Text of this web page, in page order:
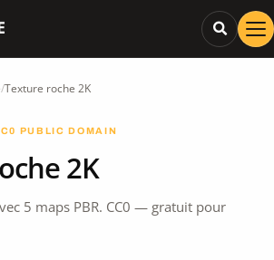
/Texture roche 2K
PUBLIC DOMAIN
2K
5 maps PBR. CC0 — gratuit pour